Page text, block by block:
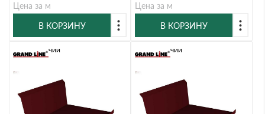
Цена за м
В КОРЗИНУ
Цена за м
В КОРЗИНУ
В наличии В наличии